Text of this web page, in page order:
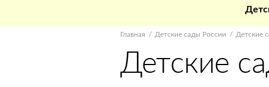
Главная Детские сады России Детские
Детские